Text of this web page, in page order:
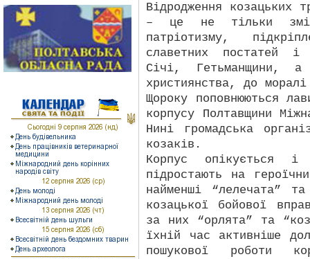
Відродження козацьких
– це не тільки
патріотизму,
славетних постатей і
Січі, Гетьманщини,
християнства, до
Щороку поповнюються
корпусу Полтавщини
Нині громадська
козаків.
Корпус опікується
підростають на
найменші “лелечата”
козацької бойової
за них “орлята” та
їхній час активніше
пошукової роботи